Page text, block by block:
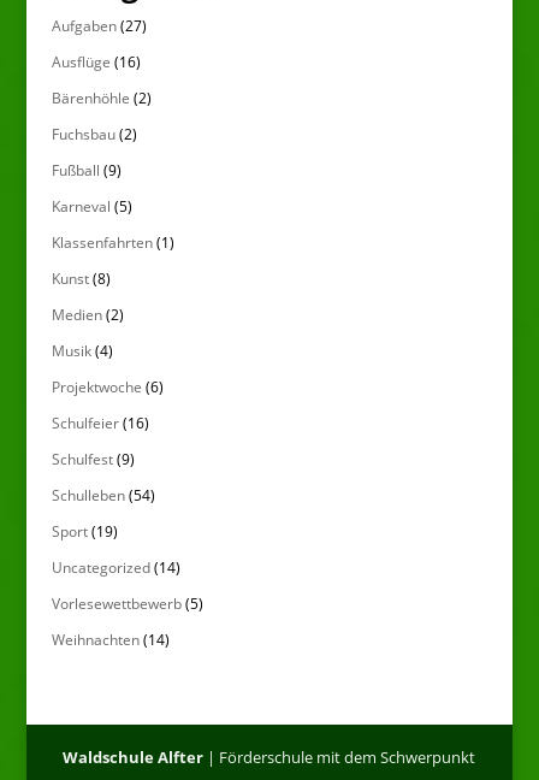
Aufgaben(27)
Ausflüge (16)
Bärenhöhle (2)
Fuchsbau(2)
Fußball (9)
Karneval (5)
Klassenfahrten(1)
Kunst(8)
Medien(2)
Musik(4)
Projektwoche (6)
Schulfeier(16)
Schulfest(9)
Schulleben(54)
Sport(19)
Uncategorized(14)
Vorlesewettbewerb(5)
Weihnachten(14)
Waldschule Alfter | Förderschule mit dem Schwerpunkt